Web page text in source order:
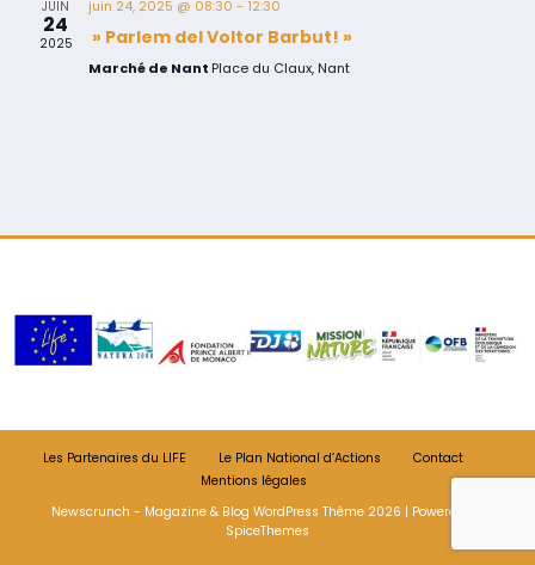
JUIN
24
2025
juin 24, 2025 @ 08:30 - 12:30
» Parlem del Voltor Barbut! »
Marché de Nant Place du Claux, Nant
Les Partenaires du LIFE Le Plan National d’Actions
Contact
Mentions légales
Newscrunch - Magazine & Blog WordPress Thème 2026 | Powered By
SpiceThemes